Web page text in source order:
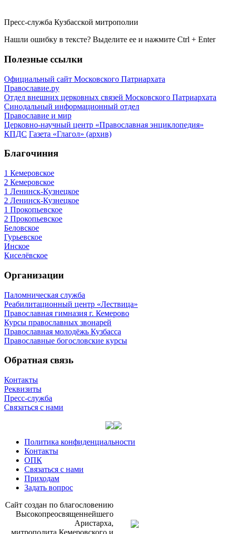
Пресс-служба Кузбасской митрополии
Нашли ошибку в тексте? Выделите ее и нажмите Ctrl + Enter
Полезные ссылки
Официальный сайт Московского Патриархата
Православие.ру
Отдел внешних церковных связей Московского Патриархата
Синодальный информационный отдел
Православие и мир
Церковно-научный центр «Православная энциклопедия»
КПДС Газета «Глагол» (архив)
Благочиния
1 Кемеровское
2 Кемеровское
1 Ленинск-Кузнецкое
2 Ленинск-Кузнецкое
1 Прокопьевское
2 Прокопьевское
Беловское
Гурьевское
Инское
Киселёвское
Организации
Паломническая служба
Реабилитационный центр «Лествица»
Православная гимназия г. Кемерово
Курсы православных звонарей
Православная молодёжь Кузбасса
Православные богословские курсы
Обратная связь
Контакты
Реквизиты
Пресс-служба
Связаться с нами
Политика конфиденциальности
Контакты
ОПК
Связаться с нами
Приходам
Задать вопрос
Сайт со­здан по бла­го­сло­ве­нию
Вы­со­ко­прео­свя­щен­ней­ше­го
Ари­стар­ха,
мит­ро­по­ли­та Ке­ме­ров­ско­го и